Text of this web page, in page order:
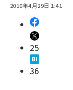
2010年4月29日 1:41
25
36